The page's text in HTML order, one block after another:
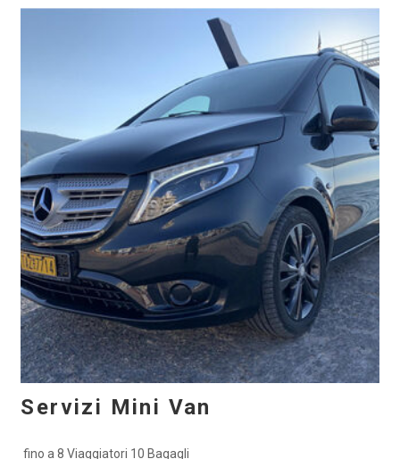
Servizi Mini Van
fino a 8 Viaggiatori 10 Bagagli